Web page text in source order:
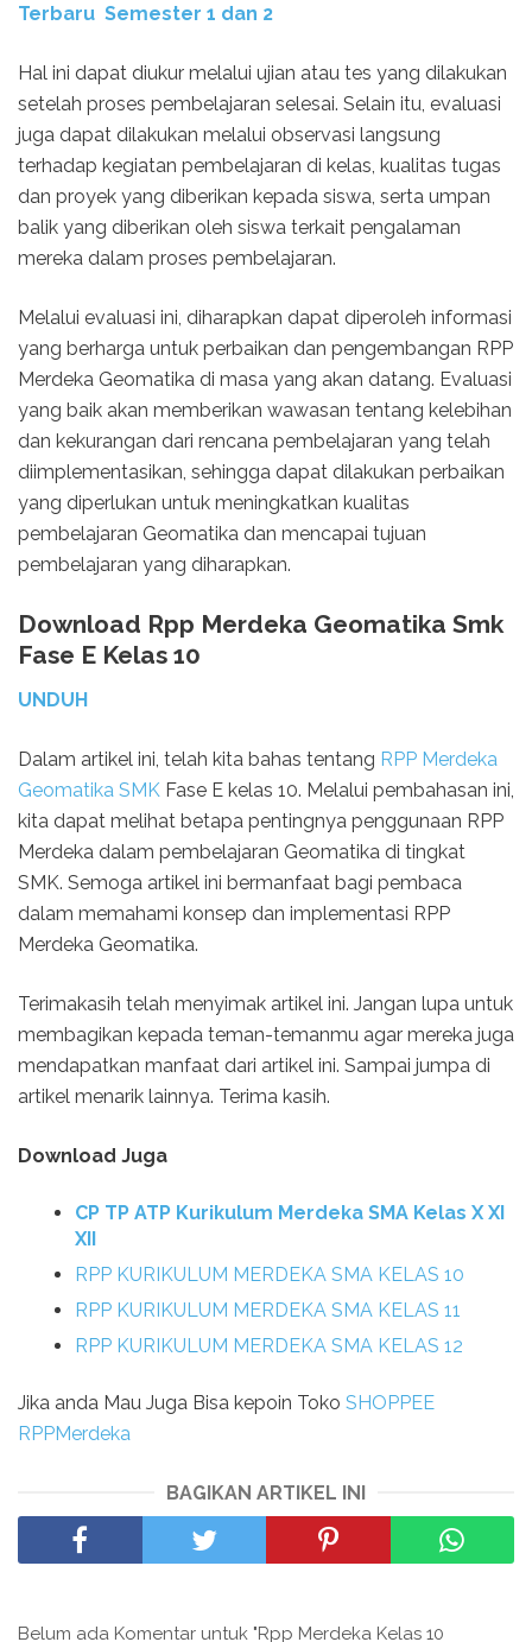
Terbaru Semester 1 dan 2
Hal ini dapat diukur melalui ujian atau tes yang dilakukan
setelah proses pembelajaran selesai. Selain itu, evaluasi
juga dapat dilakukan melalui observasi langsung
terhadap kegiatan pembelajaran di kelas, kualitas tugas
dan proyek yang diberikan kepada siswa, serta umpan
balik yang diberikan oleh siswa terkait pengalaman
mereka dalam proses pembelajaran.
Melalui evaluasi ini, diharapkan dapat diperoleh informasi
yang berharga untuk perbaikan dan pengembangan RPP
Merdeka Geomatika di masa yang akan datang. Evaluasi
yang baik akan memberikan wawasan tentang kelebihan
dan kekurangan dari rencana pembelajaran yang telah
diimplementasikan, sehingga dapat dilakukan perbaikan
yang diperlukan untuk meningkatkan kualitas
pembelajaran Geomatika dan mencapai tujuan
pembelajaran yang diharapkan.
Download Rpp Merdeka Geomatika Smk
Fase E Kelas 10
UNDUH
Dalam artikel ini, telah kita bahas tentang RPP Merdeka
Geomatika SMK Fase E kelas 10. Melalui pembahasan ini,
kita dapat melihat betapa pentingnya penggunaan RPP
Merdeka dalam pembelajaran Geomatika di tingkat
SMK. Semoga artikel ini bermanfaat bagi pembaca
dalam memahami konsep dan implementasi RPP
Merdeka Geomatika.
Terimakasih telah menyimak artikel ini. Jangan lupa untuk
membagikan kepada teman-temanmu agar mereka juga
mendapatkan manfaat dari artikel ini. Sampai jumpa di
artikel menarik lainnya. Terima kasih.
Download Juga
CP TP ATP Kurikulum Merdeka SMA Kelas X XI
XII
RPP KURIKULUM MERDEKA SMA KELAS 10
RPP KURIKULUM MERDEKA SMA KELAS 11
RPP KURIKULUM MERDEKA SMA KELAS 12
Jika anda Mau Juga Bisa kepoin Toko SHOPPEE
RPPMerdeka
BAGIKAN ARTIKEL INI
Belum ada Komentar untuk "Rpp Merdeka Kelas 10